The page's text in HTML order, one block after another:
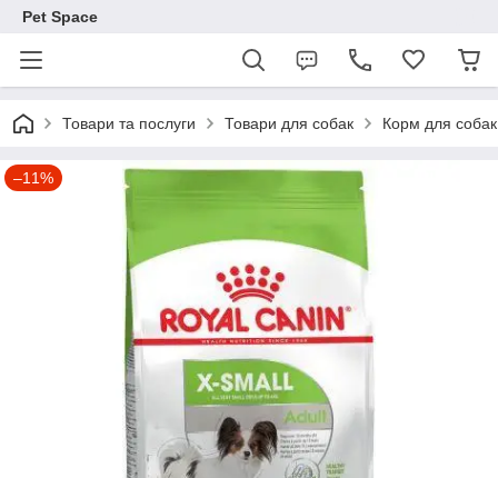
Pet Space
Товари та послуги Товари для собак Корм для собак
–11%